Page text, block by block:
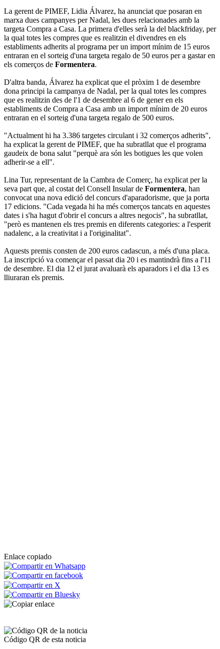
La gerent de PIMEF, Lidia Álvarez, ha anunciat que posaran en
marxa dues campanyes per Nadal, les dues relacionades amb la
targeta Compra a Casa. La primera d'elles serà la del blackfriday, per
la qual totes les compres que es realitzin el divendres en els
establiments adherits al programa per un import mínim de 15 euros
entraran en el sorteig d'una targeta regalo de 50 euros per a gastar en
els comerços de Formentera.
D'altra banda, Álvarez ha explicat que el pròxim 1 de desembre
dona principi la campanya de Nadal, per la qual totes les compres
que es realitzin des de l'1 de desembre al 6 de gener en els
establiments de Compra a Casa amb un import mínim de 20 euros
entraran en el sorteig d'una targeta regalo de 500 euros.
"Actualment hi ha 3.386 targetes circulant i 32 comerços adherits",
ha explicat la gerent de PIMEF, que ha subratllat que el programa
gaudeix de bona salut "perquè ara són les botigues les que volen
adherir-se a ell".
Lina Tur, representant de la Cambra de Comerç, ha explicat per la
seva part que, al costat del Consell Insular de Formentera, han
convocat una nova edició del concurs d'aparadorisme, que ja porta
17 edicions. "Cada vegada hi ha més comerços tancats en aquestes
dates i s'ha hagut d'obrir el concurs a altres negocis", ha subratllat,
"però es mantenen els tres premis en diferents categories: a l'esperit
nadalenc, a la creativitat i a l'originalitat".
Aquests premis consten de 200 euros cadascun, a més d'una placa.
La inscripció va començar el passat dia 20 i es mantindrà fins a l'11
de desembre. El dia 12 el jurat avaluarà els aparadors i el dia 13 es
lliuraran els premis.
Enlace copiado
Código QR de esta noticia